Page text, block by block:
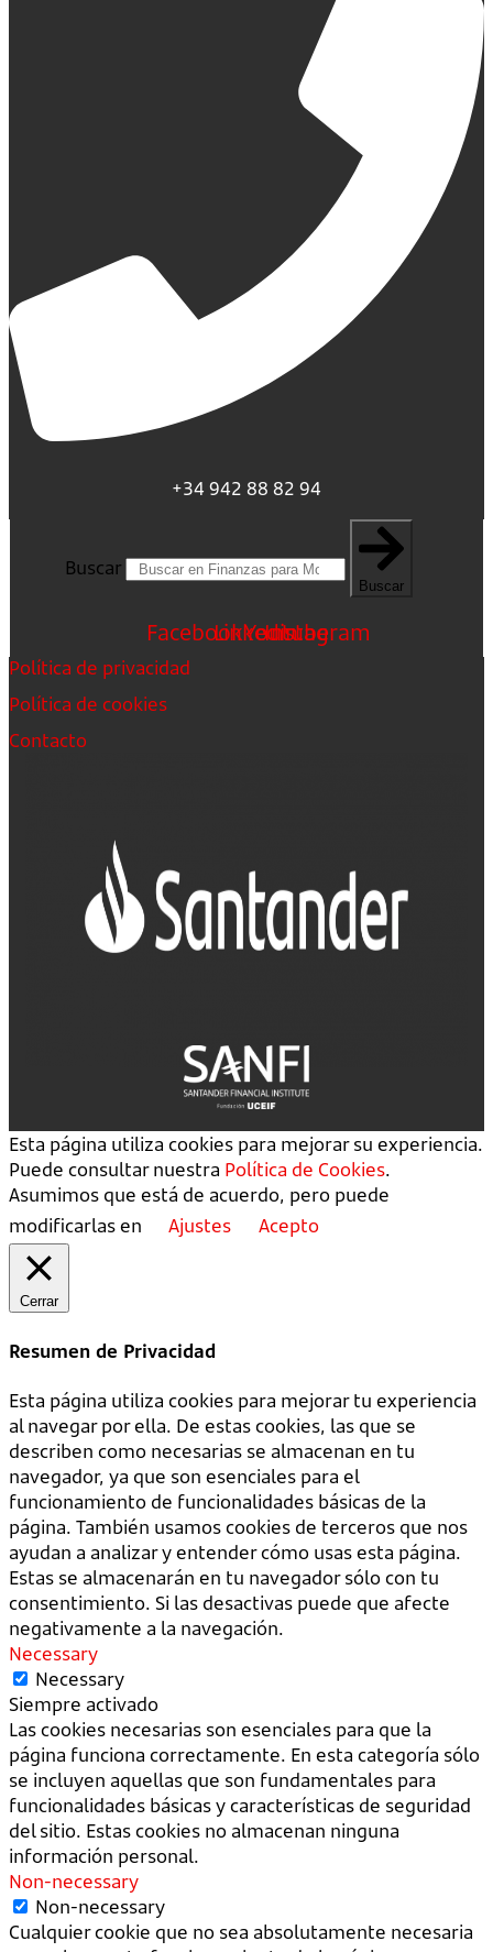
+34 942 88 82 94
Buscar
Buscar
FacebookLinkedin
Youtube
Instagram
Política de privacidad
Política de cookies
Contacto
Esta página utiliza cookies para mejorar su experiencia.
Puede consultar nuestra Política de Cookies.
Asumimos que está de acuerdo, pero puede
modificarlas en
Ajustes Acepto
Cerrar
Resumen de Privacidad
Esta página utiliza cookies para mejorar tu experiencia
al navegar por ella. De estas cookies, las que se
describen como necesarias se almacenan en tu
navegador, ya que son esenciales para el
funcionamiento de funcionalidades básicas de la
página. También usamos cookies de terceros que nos
ayudan a analizar y entender cómo usas esta página.
Estas se almacenarán en tu navegador sólo con tu
consentimiento. Si las desactivas puede que afecte
negativamente a la navegación.
Necessary
Necessary
Siempre activado
Las cookies necesarias son esenciales para que la
página funciona correctamente. En esta categoría sólo
se incluyen aquellas que son fundamentales para
funcionalidades básicas y características de seguridad
del sitio. Estas cookies no almacenan ninguna
información personal.
Non-necessary
Non-necessary
Cualquier cookie que no sea absolutamente necesaria